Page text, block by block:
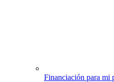
Financiación para mi